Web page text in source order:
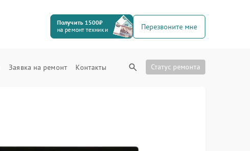
Получить 1500₽
на ремонт техники
Перезвоните мне
Заявка на ремонт Контакты Статус ремонта